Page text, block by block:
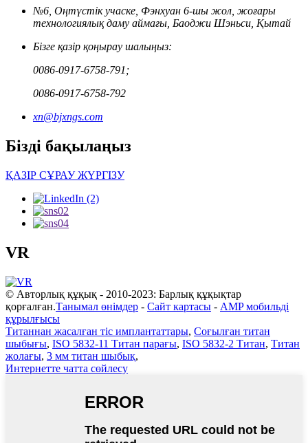
№6, Оңтүстік учаске, Фэнхуан 6-шы жол, жоғары
технологиялық даму аймағы, Баоджи Шэньси, Қытай
Бізге қазір қоңырау шалыңыз:
0086-0917-6758-791;
0086-0917-6758-792
xn@bjxngs.com
Бізді бақылаңыз
ҚАЗІР СҰРАУ ЖҮРГІЗУ
VR
© Авторлық құқық - 2010-2023: Барлық құқықтар
қорғалған.Танымал өнімдер - Сайт картасы - AMP мобильді
құрылғысы
Титаннан жасалған тіс имплантаттары, Соғылған титан
шыбығы, ISO 5832-11 Титан парағы, ISO 5832-2 Титан, Титан
жолағы, 3 мм титан шыбық,
Интернетте чатта сөйлесу